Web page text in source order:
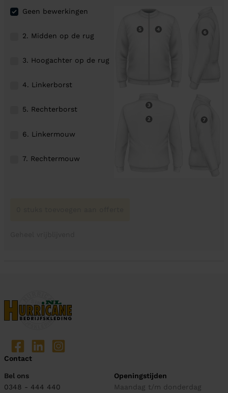
Geen bewerkingen
2. Midden op de rug
3. Hoogachter op de rug
4. Linkerborst
5. Rechterborst
6. Linkermouw
7. Rechtermouw
Contact
Bel ons
0348 - 444 440
Openingstijden
Maandag t/m donderdag